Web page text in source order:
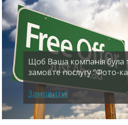
Щоб Ваша компанія була
замовте послугу "Фото-
Замовити!